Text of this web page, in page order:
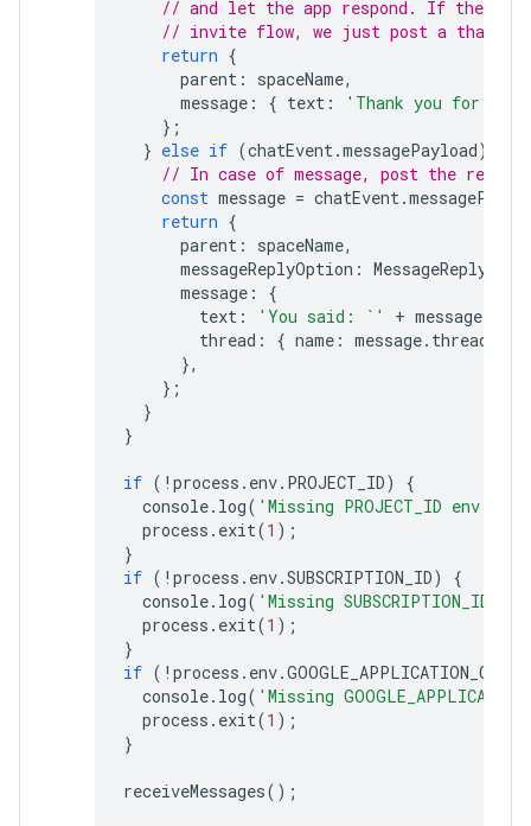
// and let the app respond. If the app
// invite flow, we just post a thank
return {
parent : spaceName,
message : { text :
'Thank you for
};
} else if (chatEvent.messagePayload)
// In case of message, post the
const message = chatEvent.
return {
parent : spaceName,
messageReplyOption :
message :
{
text : 'You said: `' + message
thread : { name : message. thread
},
};
}
}
if ( ! process . env. PROJECT_ID)
{
console. log( 'Missing PROJECT_ID env
process . exit(1 );
}
if ( ! process . env.SUBSCRIPTION_ID)
{
console. log( 'Missing SUBSCRIPTION_ID
process . exit(1 );
}
if ( ! process . env.
console. log( 'Missing
process . exit(1 );
}
receiveMessages();